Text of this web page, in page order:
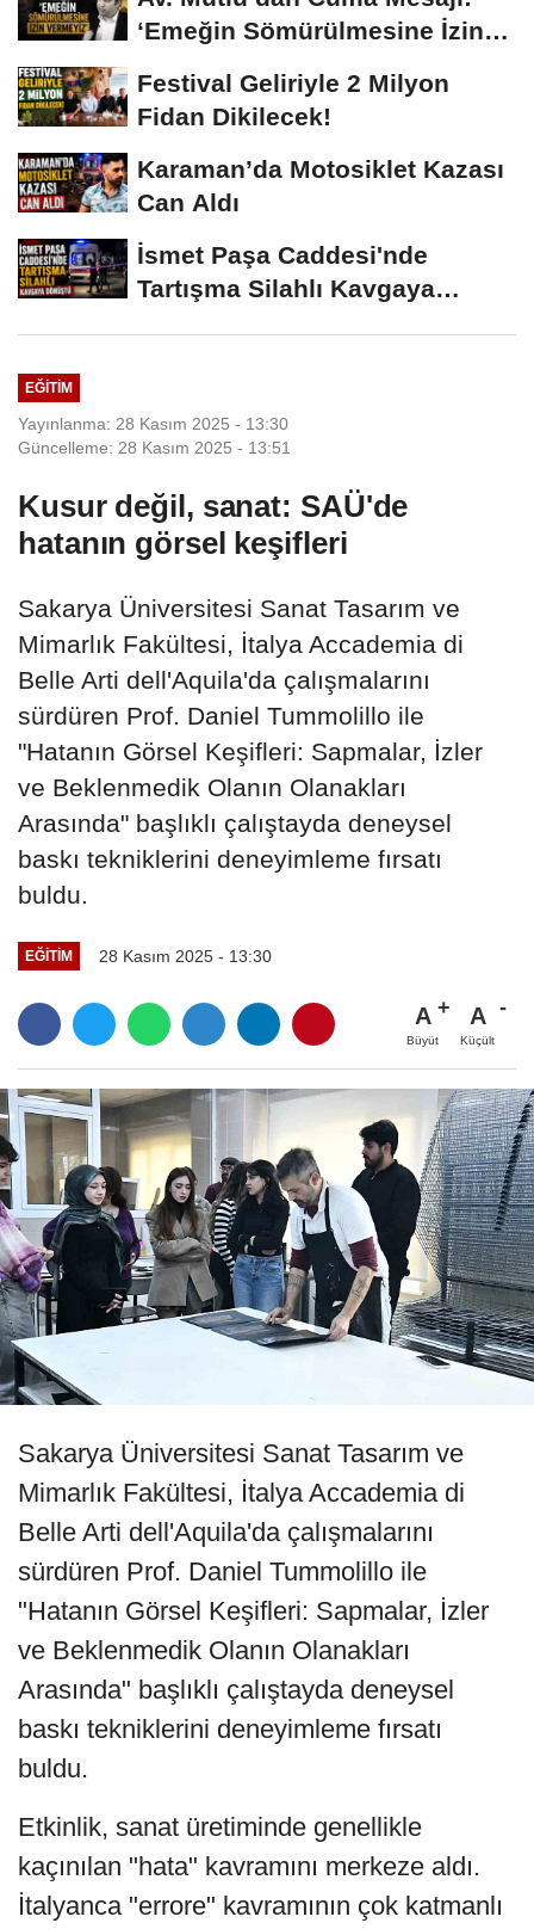
‘Emeğin Sömürülmesine İzin
Festival Geliriyle 2 Milyon
Fidan Dikilecek!
Karaman’da Motosiklet Kazası
Can Aldı
İsmet Paşa Caddesi'nde
Tartışma Silahlı Kavgaya
EĞITIM
Yayınlanma: 28 Kasım 2025 - 13:30
Güncelleme: 28 Kasım 2025 - 13:51
Kusur değil, sanat: SAÜ'de
hatanın görsel keşifleri
Sakarya Üniversitesi Sanat Tasarım ve
Mimarlık Fakültesi, İtalya Accademia di
Belle Arti dell'Aquila'da çalışmalarını
sürdüren Prof. Daniel Tummolillo ile
"Hatanın Görsel Keşifleri: Sapmalar, İzler
ve Beklenmedik Olanın Olanakları
Arasında" başlıklı çalıştayda deneysel
baskı tekniklerini deneyimleme fırsatı
buldu.
EĞITIM 28 Kasım 2025 - 13:30
A
Büyüt
A
Küçült
Sakarya Üniversitesi Sanat Tasarım ve
Mimarlık Fakültesi, İtalya Accademia di
Belle Arti dell'Aquila'da çalışmalarını
sürdüren Prof. Daniel Tummolillo ile
"Hatanın Görsel Keşifleri: Sapmalar, İzler
ve Beklenmedik Olanın Olanakları
Arasında" başlıklı çalıştayda deneysel
baskı tekniklerini deneyimleme fırsatı
buldu.
Etkinlik, sanat üretiminde genellikle
kaçınılan "hata" kavramını merkeze aldı.
İtalyanca "errore" kavramının çok katmanlı